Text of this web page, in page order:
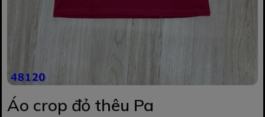
Áo crop đỏ thêu Pa